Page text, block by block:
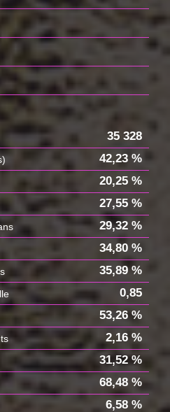
35 328
42,23 %
20,25 %
27,55 %
29,32 %
34,80 %
35,89 %
0,85
53,26 %
2,16 %
31,52 %
68,48 %
6,58 %